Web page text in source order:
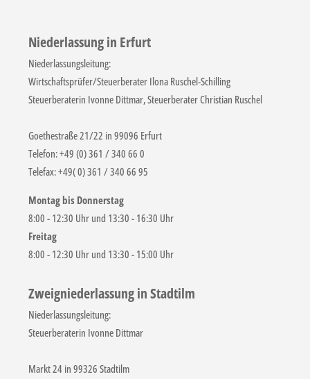
Niederlassung in Erfurt
Niederlassungsleitung:
Wirtschaftsprüfer/Steuerberater Ilona Ruschel-Schilling
Steuerberaterin Ivonne Dittmar, Steuerberater Christian Ruschel
Goethestraße 21/22 in 99096 Erfurt
Telefon: +49 (0) 361 / 340 66 0
Telefax: +49( 0) 361 / 340 66 95
Montag bis Donnerstag
8:00 - 12:30 Uhr und 13:30 - 16:30 Uhr
Freitag
8:00 - 12:30 Uhr und 13:30 - 15:00 Uhr
Zweigniederlassung in Stadtilm
Niederlassungsleitung:
Steuerberaterin Ivonne Dittmar
Markt 24 in 99326 Stadtilm